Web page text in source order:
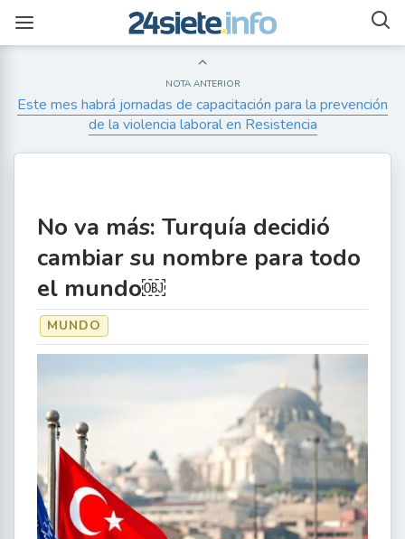
NOTA ANTERIOR
Este mes habrá jornadas de capacitación para la prevención
de la violencia laboral en Resistencia
No va más: Turquía decidió
cambiar su nombre para todo
el mundo￼
MUNDO